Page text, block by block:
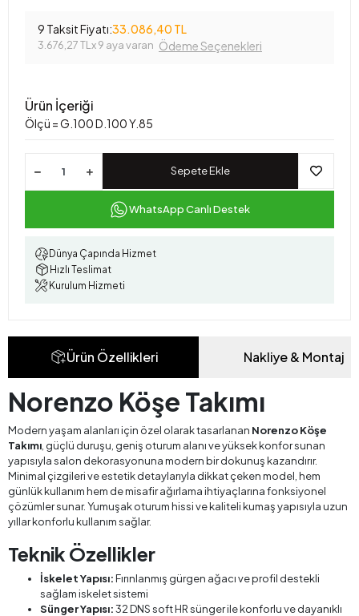
9 Taksit Fiyatı:33.086,40 TL
3.676,27 TL x 9 aya varan Ödeme Seçenekleri
Ürün İçeriği
Ölçü = G.100 D.100 Y.85
Sepete Ekle
WhatsApp Canlı Destek
Dünya Çapında Hizmet
Hızlı Teslimat
Kurulum Hizmeti
Ürün Özellikleri Nakliye & Montaj
Norenzo Köşe Takımı
Modern yaşam alanları için özel olarak tasarlanan Norenzo Köşe
Takımı , güçlü duruşu, geniş oturum alanı ve yüksek konfor sunan
yapısıyla salon dekorasyonuna modern bir dokunuş kazandırır.
Minimal çizgileri ve estetik detaylarıyla dikkat çeken model, hem
günlük kullanım hem de misafir ağırlama ihtiyaçlarına fonksiyonel
çözümler sunar. Yumuşak oturum hissi ve kaliteli kumaş yapısıyla uzun
yıllar konforlu kullanım sağlar.
Teknik Özellikler
İskelet Yapısı:Fırınlanmış gürgen ağacı ve profil destekli
sağlam iskelet sistemi
Sünger Yapısı:32 DNS soft HR sünger ile konforlu ve dayanıklı